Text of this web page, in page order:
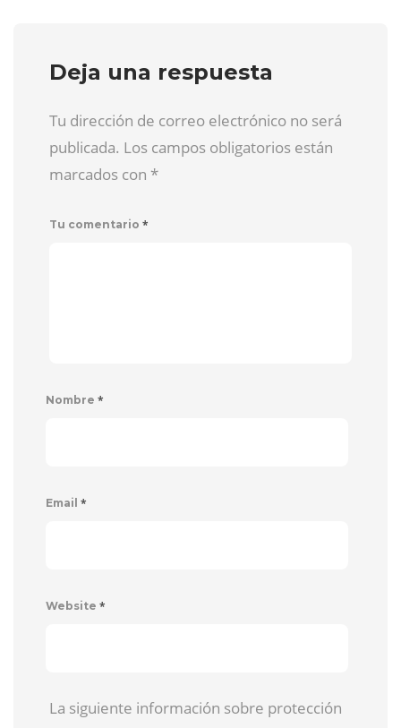
Deja una respuesta
Tu dirección de correo electrónico no será
publicada. Los campos obligatorios están
marcados con *
Tu comentario *
Nombre *
Email *
Website *
La siguiente información sobre protección